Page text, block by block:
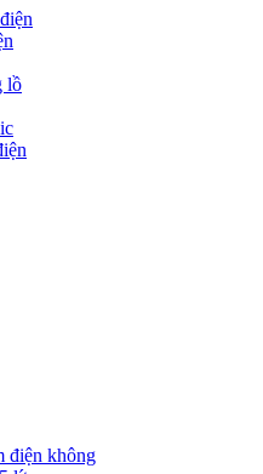
lồ
điện không